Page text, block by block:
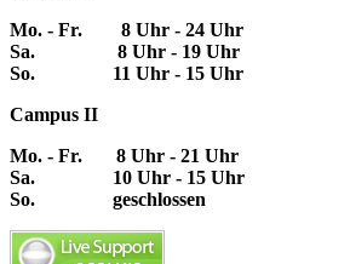
Mo. - Fr. 8 Uhr - 24 Uhr
Sa. 8 Uhr - 19 Uhr
So. 11 Uhr - 15 Uhr
Campus II
Mo. - Fr. 8 Uhr - 21 Uhr
Sa. 10 Uhr - 15 Uhr
So. geschlossen